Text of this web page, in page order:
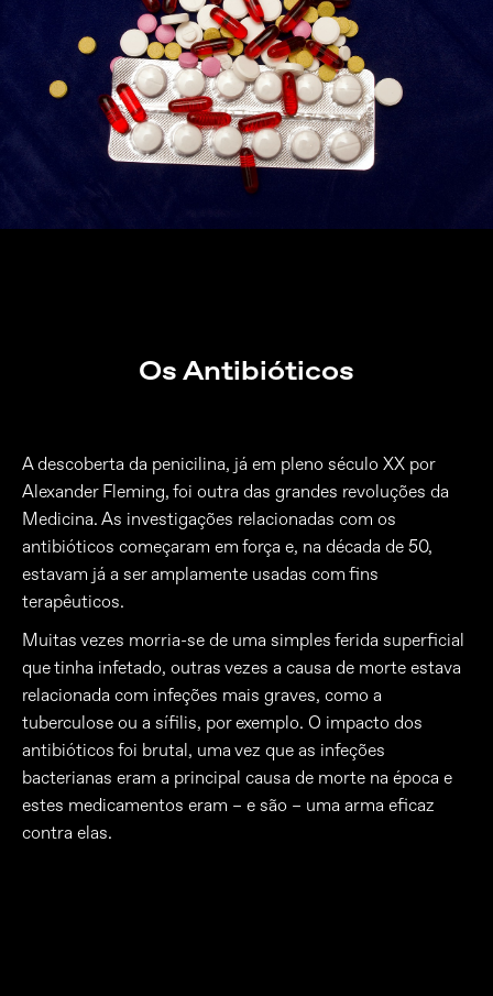
Os Antibióticos
A descoberta da penicilina, já em pleno século XX por
Alexander Fleming, foi outra das grandes revoluções da
Medicina. As investigações relacionadas com os
antibióticos começaram em força e, na década de 50,
estavam já a ser amplamente usadas com fins
terapêuticos.
Muitas vezes morria-se de uma simples ferida superficial
que tinha infetado, outras vezes a causa de morte estava
relacionada com infeções mais graves, como a
tuberculose ou a sífilis, por exemplo. O impacto dos
antibióticos foi brutal, uma vez que as infeções
bacterianas eram a principal causa de morte na época e
estes medicamentos eram – e são – uma arma eficaz
contra elas.